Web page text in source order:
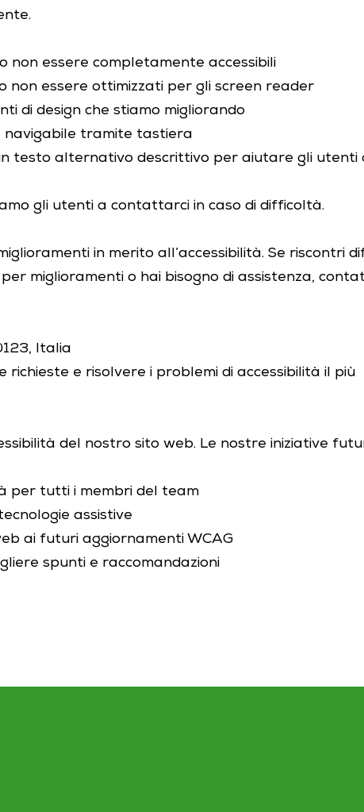
essere completamente accessibili
non essere ottimizzati per gli screen reader
di design che stiamo migliorando
navigabile tramite tastiera
testo alternativo descrittivo per aiutare gli utenti
gli utenti a contattarci in caso di difficoltà.
in merito all’accessibilità. Se riscontri
miglioramenti o hai bisogno di assistenza,
Italia
e risolvere i problemi di accessibilità il più
del nostro sito web. Le nostre iniziative
per tutti i membri del team
assistive
ai futuri aggiornamenti WCAG
spunti e raccomandazioni